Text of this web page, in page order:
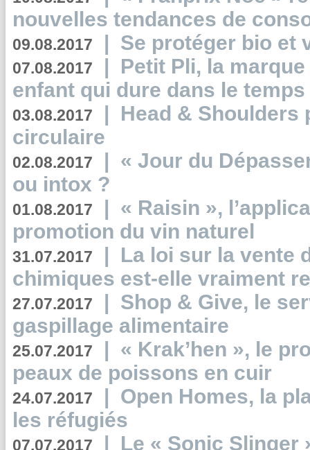
nouvelles tendances de
09.08.2017 | Se protéger bio et
07.08.2017 | Petit Pli, la
enfant qui dure dans le temps
03.08.2017 | Head & Shoulders
circulaire
02.08.2017 | « Jour du
ou intox ?
01.08.2017 | « Raisin »,
promotion du vin naturel
31.07.2017 | La loi sur la vente
chimiques est-elle vraiment
27.07.2017 | Shop & Give, le
gaspillage alimentaire
25.07.2017 | « Krak’hen », le
peaux de poissons en cuir
24.07.2017 | Open Homes, la
les réfugiés
07.07.2017 | Le « Sonic Slinger